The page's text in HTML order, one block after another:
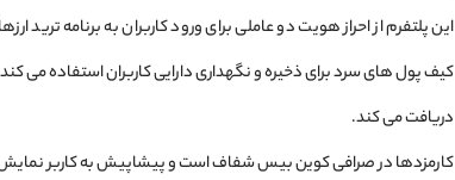
این پلتفرم از احراز هویت دو عاملی برای ورود کاربران به برنامه
کیف پول ‌های سرد برای ذخیره و نگهداری دارایی کاربران استفاده می
دریافت می ‌کند.
کارمزدها در صرافی کوین بیس شفاف است و پیشاپیش به کاربر نمایش